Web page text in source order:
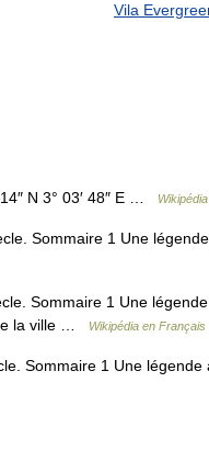
Vila
N 3° 03′ 48″ E …
Sommaire 1 Une
Sommaire 1 Une
la ville …
Wikipédia en Français
Sommaire 1 Une légende